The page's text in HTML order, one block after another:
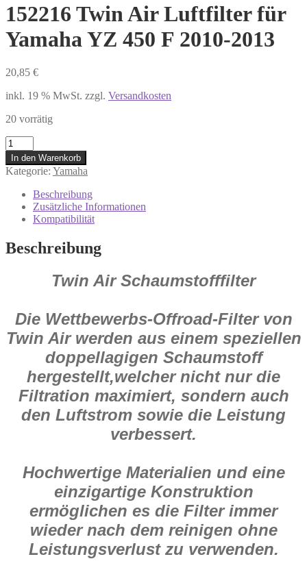
152216 Twin Air Luftfilter für
Yamaha YZ 450 F 2010-2013
20,85 €
inkl. 19 % MwSt. zzgl. Versandkosten
20 vorrätig
152216
Twin
Air
Luftfilter
Yamaha
F
2010-
In den Warenkorb
Kategorie: Yamaha
Beschreibung
Zusätzliche Informationen
Kompatibilität
Beschreibung
Twin Air Schaumstofffilter
Die Wettbewerbs-Offroad-Filter von
Twin Air werden aus einem speziellen
doppellagigen Schaumstoff
hergestellt,welcher nicht nur die
Filtration maximiert, sondern auch
den Luftstrom sowie die Leistung
verbessert.
Hochwertige Materialien und eine
einzigartige Konstruktion
ermöglichen es die Filter immer
wieder nach dem reinigen ohne
Leistungsverlust zu verwenden.